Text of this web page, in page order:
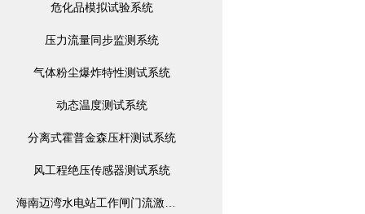
危化品模拟试验系统
压力流量同步监测系统
气体粉尘爆炸特性测试系统
动态温度测试系统
分离式霍普金森压杆测试系统
风工程绝压传感器测试系统